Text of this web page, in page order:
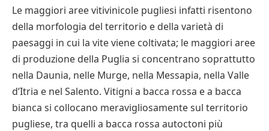
Le maggiori aree vitivinicole pugliesi infatti risentono
della morfologia del territorio e della varietà di
paesaggi in cui la vite viene coltivata; le maggiori aree
di produzione della Puglia si concentrano soprattutto
nella Daunia, nelle Murge, nella Messapia, nella Valle
d’Itria e nel Salento. Vitigni a bacca rossa e a bacca
bianca si collocano meravigliosamente sul territorio
pugliese, tra quelli a bacca rossa autoctoni più